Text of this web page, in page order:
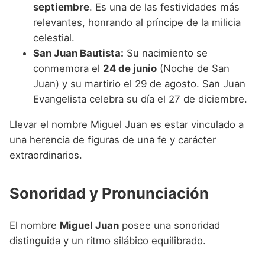
septiembre. Es una de las festividades más
relevantes, honrando al príncipe de la milicia
celestial.
San Juan Bautista: Su nacimiento se
conmemora el 24 de junio (Noche de San
Juan) y su martirio el 29 de agosto. San Juan
Evangelista celebra su día el 27 de diciembre.
Llevar el nombre Miguel Juan es estar vinculado a
una herencia de figuras de una fe y carácter
extraordinarios.
Sonoridad y Pronunciación
El nombre Miguel Juan posee una sonoridad
distinguida y un ritmo silábico equilibrado.